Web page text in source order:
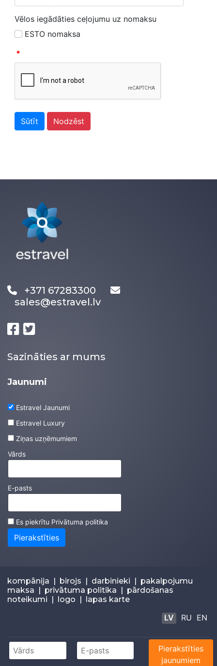
Pierakstīties
jaunumiem
Vēlos iegādāties ceļojumu uz nomaksu
ESTO nomaksa
*
Sūtīt Nodzēst
+371 67283300
sales@estravel.lv
Sazināties ar mums
Jaunumi
Estravel Jaunumi
Estravel Luxury
Ziņas uzņēmumiem
Vārds
E-pasts
Es piekrītu Privātuma politika
Pierakstīties
kompānija | birojs | darbinieki | pakalpojumu
maksa | privātuma politika | pārdošanas
noteikumi | logo | lapas karte
LV RU EN
© 2026 +371 67283300 |
info@estravel.lv